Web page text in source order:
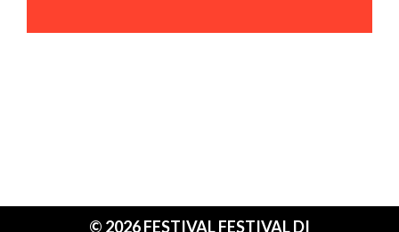
© 2026 FESTIVAL FESTIVAL DI